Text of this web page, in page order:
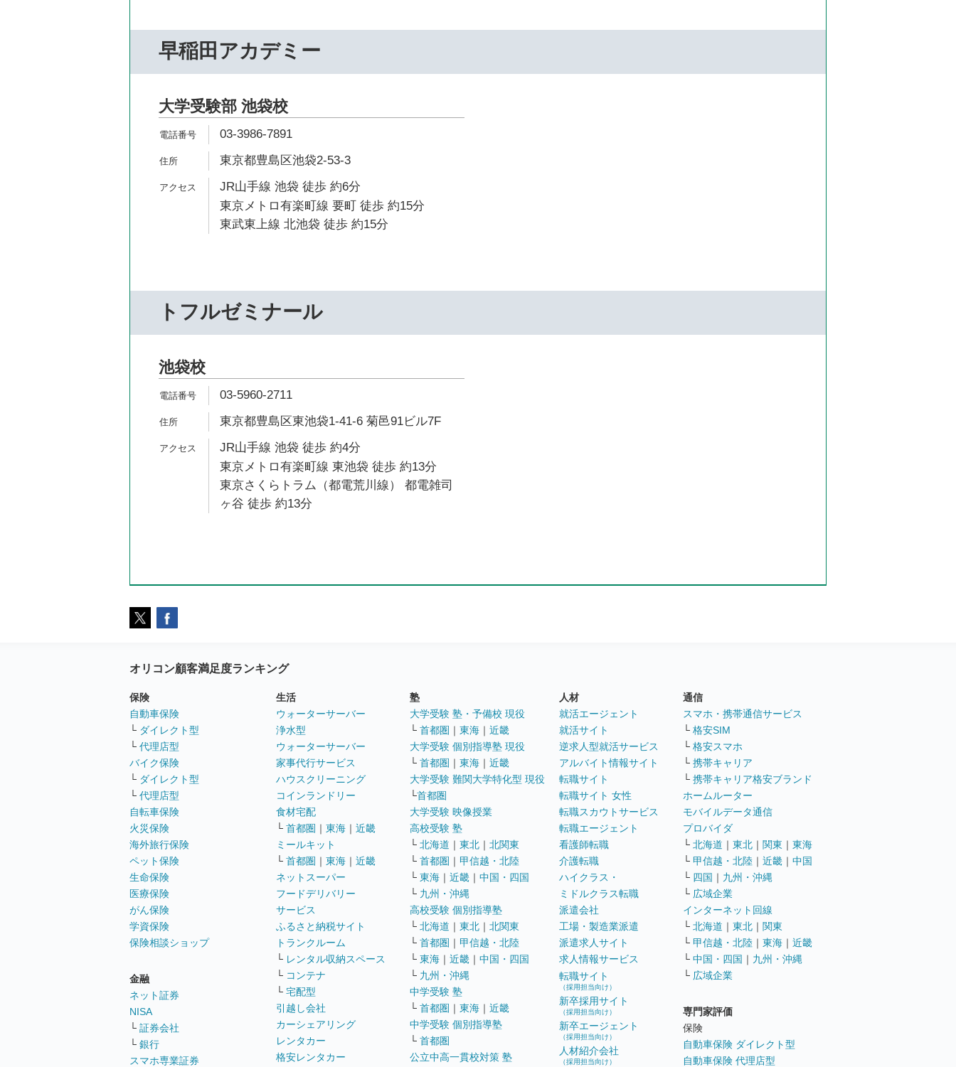
早稲田アカデミー
大学受験部 池袋校
03-3986-7891
東京都豊島区池袋2-53-3
JR山手線 池袋 徒歩 約6分
東京メトロ有楽町線 要町 徒歩 約15分
東武東上線 北池袋 徒歩 約15分
トフルゼミナール
池袋校
03-5960-2711
東京都豊島区東池袋1-41-6 菊邑91ビル7F
JR山手線 池袋 徒歩 約4分
東京メトロ有楽町線 東池袋 徒歩 約13分
東京さくらトラム（都電荒川線） 都電雑司
ヶ谷 徒歩 約13分
オリコン顧客満足度ランキング
保険
自動車保険
└ ダイレクト型
└ 代理店型
バイク保険
└ ダイレクト型
└ 代理店型
自転車保険
火災保険
海外旅行保険
ペット保険
生命保険
医療保険
がん保険
学資保険
保険相談ショップ
金融
ネット証券
NISA
└ 証券会社
└ 銀行
スマホ専業証券
生活
ウォーターサーバー
浄水型
ウォーターサーバー
家事代行サービス
ハウスクリーニング
コインランドリー
食材宅配
└ 首都圏 ｜ 東海 ｜ 近畿
ミールキット
└ 首都圏 ｜ 東海 ｜ 近畿
ネットスーパー
フードデリバリー
サービス
ふるさと納税サイト
トランクルーム
└ レンタル収納スペース
└ コンテナ
└ 宅配型
引越し会社
カーシェアリング
レンタカー
格安レンタカー
塾
大学受験 塾・予備校 現役
└ 首都圏 ｜ 東海 ｜ 近畿
大学受験 個別指導塾 現役
└ 首都圏 ｜ 東海 ｜ 近畿
大学受験 難関大学特化型 現役
└首都圏
大学受験 映像授業
高校受験 塾
└ 北海道 ｜ 東北 ｜ 北関東
└ 首都圏 ｜ 甲信越・北陸
└ 東海 ｜ 近畿 ｜ 中国・四国
└ 九州・沖縄
高校受験 個別指導塾
└ 北海道 ｜ 東北 ｜ 北関東
└ 首都圏 ｜ 甲信越・北陸
└ 東海 ｜ 近畿 ｜ 中国・四国
└ 九州・沖縄
中学受験 塾
└ 首都圏 ｜ 東海 ｜ 近畿
中学受験 個別指導塾
└ 首都圏
公立中高一貫校対策 塾
人材
就活エージェント
就活サイト
逆求人型就活サービス
アルバイト情報サイト
転職サイト
転職サイト 女性
転職スカウトサービス
転職エージェント
看護師転職
介護転職
ハイクラス・
ミドルクラス転職
派遣会社
工場・製造業派遣
派遣求人サイト
求人情報サービス
転職サイト
（採用担当向け）
新卒採用サイト
（採用担当向け）
新卒エージェント
（採用担当向け）
人材紹介会社
（採用担当向け）
通信
スマホ・携帯通信サービス
└ 格安SIM
└ 格安スマホ
└ 携帯キャリア
└ 携帯キャリア格安ブランド
ホームルーター
モバイルデータ通信
プロバイダ
└ 北海道 ｜ 東北 ｜ 関東 ｜ 東海
└ 甲信越・北陸 ｜ 近畿 ｜ 中国
└ 四国 ｜ 九州・沖縄
└ 広域企業
インターネット回線
└ 北海道 ｜ 東北 ｜ 関東
└ 甲信越・北陸 ｜ 東海 ｜ 近畿
└ 中国・四国 ｜ 九州・沖縄
└ 広域企業
専門家評価
保険
自動車保険 ダイレクト型
自動車保険 代理店型